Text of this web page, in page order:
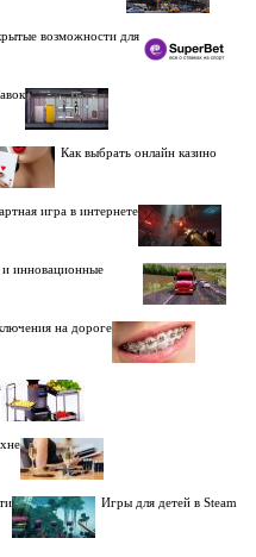
возможности для
Как выбрать онлайн казино
игра в интернете
инновационные
на дороге
Игры для детей в Steam